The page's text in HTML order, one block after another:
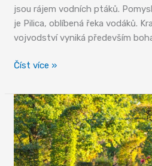
jsou rájem vodních ptáků.
je Pilica, oblíbená řeka vodáků.
vojvodství vyniká především
Do
na
jihovýchod
vojvodství
Číst více »